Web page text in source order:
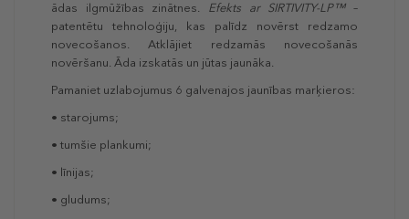
ādas ilgmūžības zinātnes. Efekts ar SIRTIVITY-LP™–
patentētu tehnoloģiju, kas palīdz novērst redzamo
novecošanos. Atklājiet redzamās novecošanās
novēršanu. Āda izskatās un jūtas jaunāka.
Pamaniet uzlabojumus 6 galvenajos jaunības marķieros:
• starojums;
• tumšie plankumi;
• līnijas;
• gludums;